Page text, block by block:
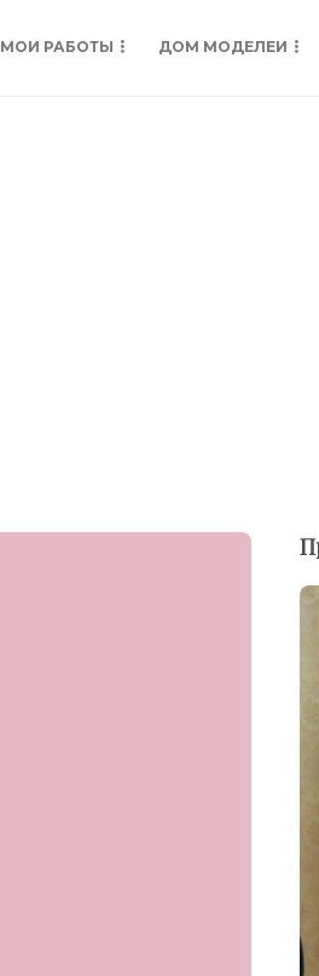
МОИ РАБОТЫ ДОМ МОДЕЛЕИ